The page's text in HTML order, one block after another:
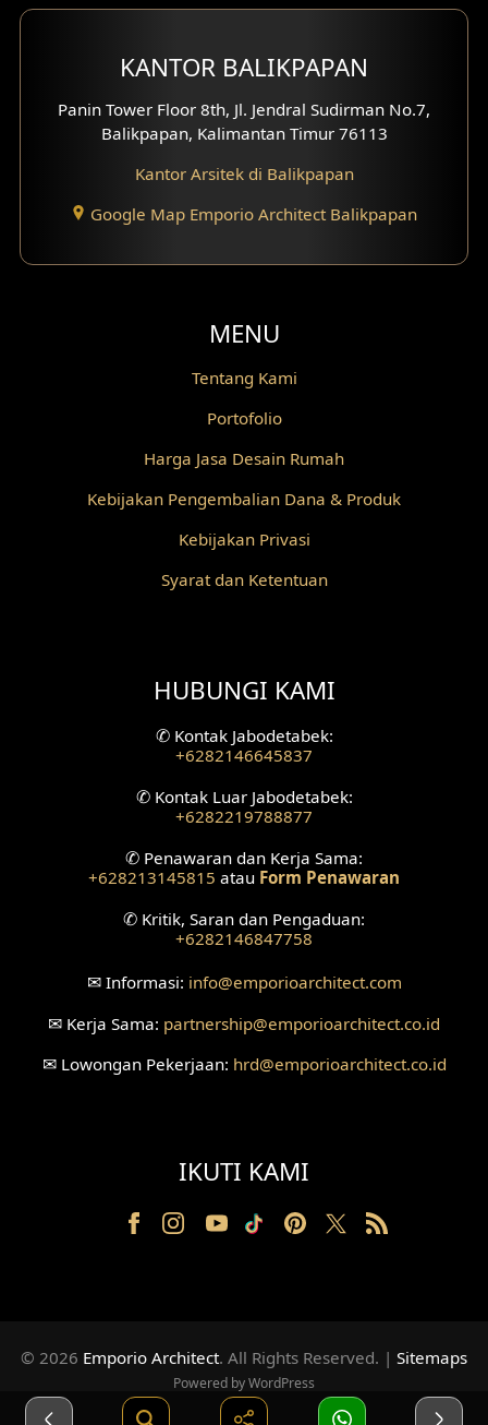
Fasad Rumah Villa Bali
Desain Split Level
Desain Backyard
Desain Grill Kayu
Desain Fasad Depan
Desain Rumah American Style
Desain Interior Villa
Desain Plafon
Desain Ruang Tunggu
Desain Ruang Konsultasi
Desain Ruang Receptionist
Desain Mushola
Desain Teras
Tanah Berkontur
Desain Laundry
KANTOR BALIKPAPAN
Panin Tower Floor 8th, Jl. Jendral Sudirman No.7,
Balikpapan, Kalimantan Timur 76113
Kantor Arsitek di Balikpapan
Google Map Emporio Architect Balikpapan
MENU
Tentang Kami
Portofolio
Harga Jasa Desain Rumah
Kebijakan Pengembalian Dana & Produk
Kebijakan Privasi
Syarat dan Ketentuan
HUBUNGI KAMI
✆Kontak Jabodetabek:
+6282146645837
✆Kontak Luar Jabodetabek:
+6282219788877
✆ Penawaran dan Kerja Sama:
+628213145815 atau Form Penawaran
✆ Kritik, Saran dan Pengaduan:
+6282146847758
✉Informasi: info@emporioarchitect.com
✉ Kerja Sama: partnership@emporioarchitect.co.id
✉Lowongan Pekerjaan: hrd@emporioarchitect.co.id
IKUTI KAMI
© 2026 Emporio Architect. All Rights Reserved. | Sitemaps
Powered by WordPress